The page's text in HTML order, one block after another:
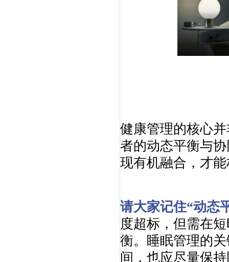
健康管理的核心
者的动态平衡与
现有机融合，才
请大家记住“动态
度超标，但需在
衡。睡眠管理的
间，也应尽量保